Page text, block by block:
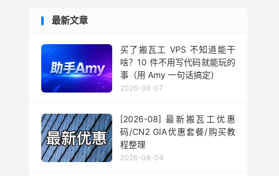
最新文章
买了搬瓦工 VPS 不知道能干
啥？10 件不用写代码就能玩的
事（用 Amy 一句话搞定）
2026-08-07
[2026-08] 最新搬瓦工优惠
码/CN2 GIA优惠套餐/购买教
程整理
2026-08-04